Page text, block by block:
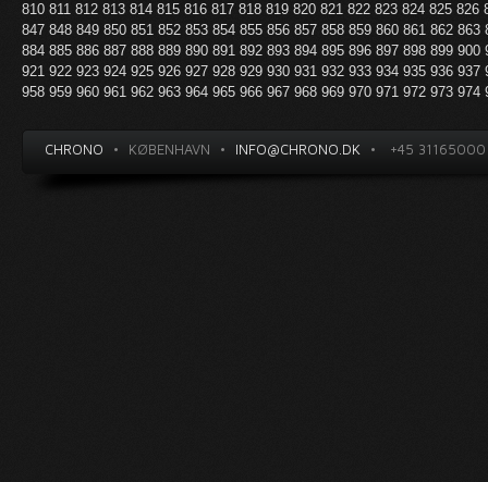
810 811 812 813 814 815 816 817 818 819 820 821 822 823 824 825 826
847 848 849 850 851 852 853 854 855 856 857 858 859 860 861 862 863
884 885 886 887 888 889 890 891 892 893 894 895 896 897 898 899 900
921 922 923 924 925 926 927 928 929 930 931 932 933 934 935 936 937
958 959 960 961 962 963 964 965 966 967 968 969 970 971 972 973 974
CHRONO • KØBENHAVN • INFO@CHRONO.DK • +45 31165000